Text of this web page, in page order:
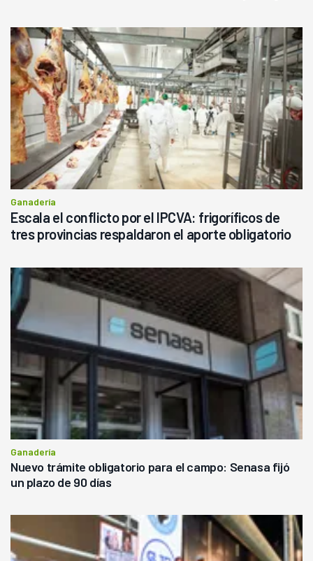
Ganadería
Escala el conflicto por el IPCVA: frigoríficos de
tres provincias respaldaron el aporte obligatorio
Ganadería
Nuevo trámite obligatorio para el campo: Senasa fijó
un plazo de 90 días